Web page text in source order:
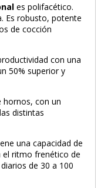
es polifacético.
Es robusto, potente
de cocción
con una
50% superior y
hornos, con un
distintas
una capacidad de
el ritmo frenético de
de 30 a 100